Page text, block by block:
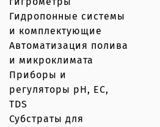
Гидропонные системы
и комплектующие
Автоматизация полива
и микроклимата
Приборы и
регуляторы рН, EC,
TDS
Субстраты для